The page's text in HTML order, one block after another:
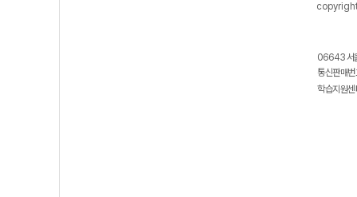
06643 서
통신판매
학습지원